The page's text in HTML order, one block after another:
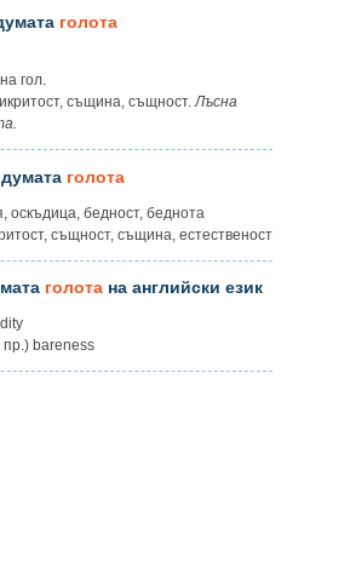
голота
гол.
същина, същност.Лъсна
голота
оскъдица, бедност, беднота
същност, същина, естественост
голота на английски език
bareness